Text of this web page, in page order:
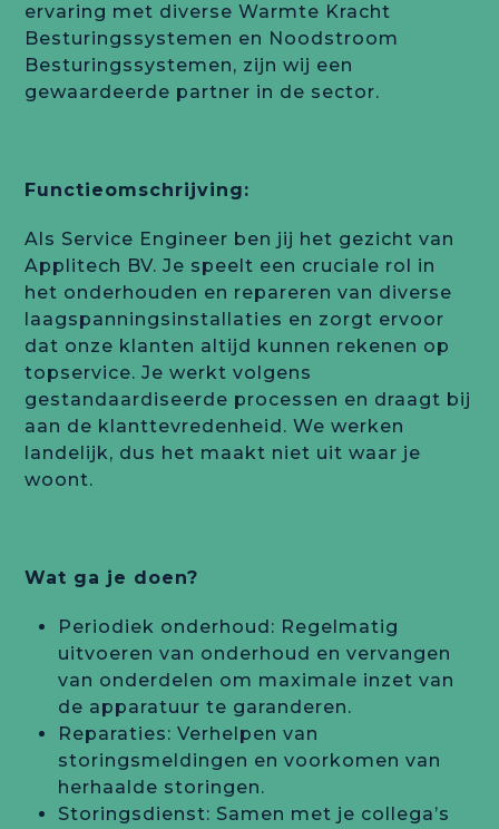
ervaring met diverse Warmte Kracht
Besturingssystemen en Noodstroom
Besturingssystemen, zijn wij een
gewaardeerde partner in de sector.
Functieomschrijving:
Als Service Engineer ben jij het gezicht van
Applitech BV. Je speelt een cruciale rol in
het onderhouden en repareren van diverse
laagspanningsinstallaties en zorgt ervoor
dat onze klanten altijd kunnen rekenen op
topservice. Je werkt volgens
gestandaardiseerde processen en draagt bij
aan de klanttevredenheid. We werken
landelijk, dus het maakt niet uit waar je
woont.
Wat ga je doen?
Periodiek onderhoud: Regelmatig
uitvoeren van onderhoud en vervangen
van onderdelen om maximale inzet van
de apparatuur te garanderen.
Reparaties: Verhelpen van
storingsmeldingen en voorkomen van
herhaalde storingen.
Storingsdienst: Samen met je collega’s